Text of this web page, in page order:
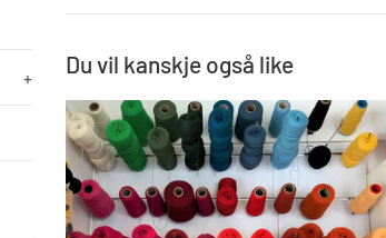
+ Du vil kanskje også like